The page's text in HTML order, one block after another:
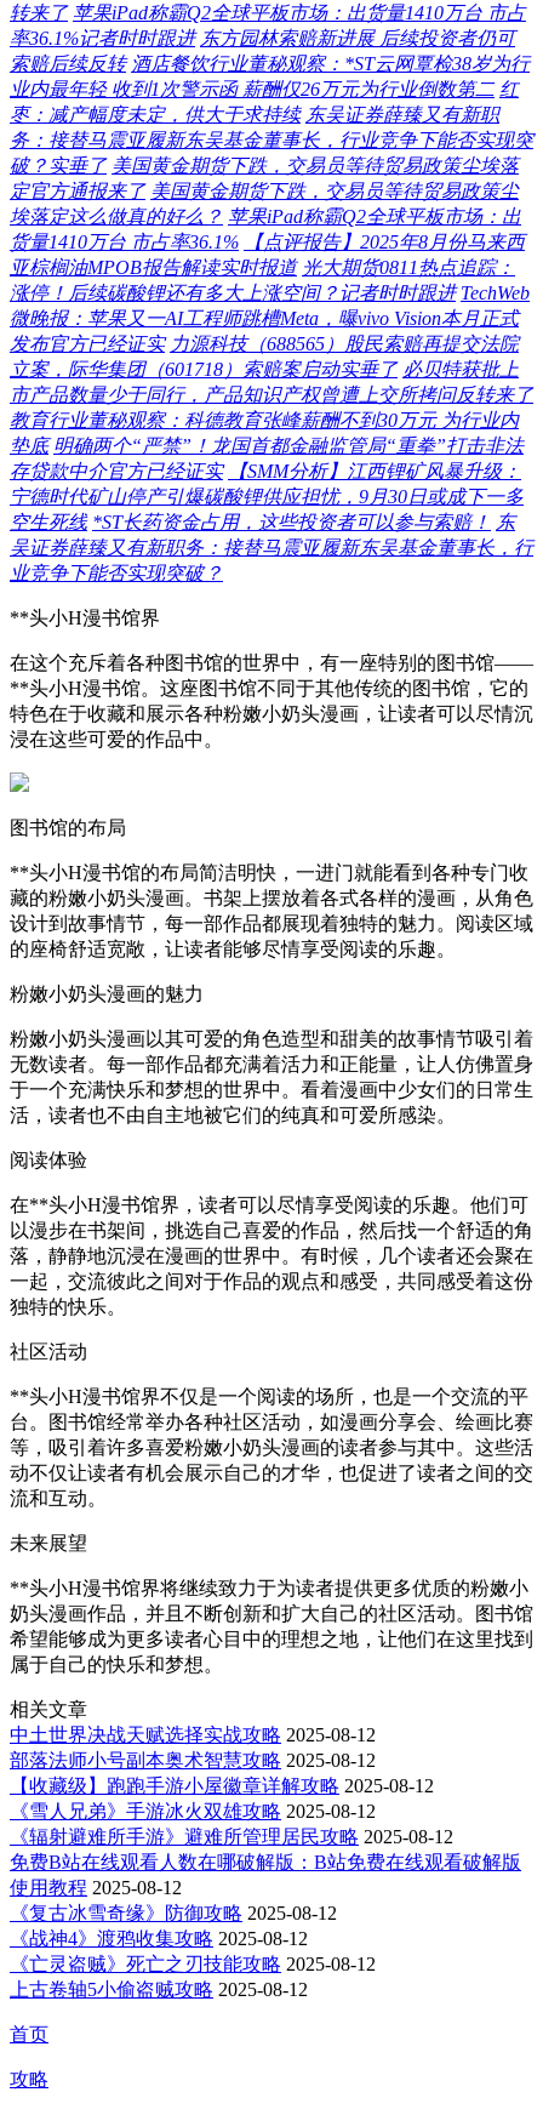
转来了 苹果iPad称霸Q2全球平板市场：出货量1410万台 市占
率36.1%记者时时跟进 东方园林索赔新进展 后续投资者仍可
索赔后续反转 酒店餐饮行业董秘观察：*ST云网覃检38岁为行
业内最年轻 收到1次警示函 薪酬仅26万元为行业倒数第二 红
枣：减产幅度未定，供大于求持续 东吴证券薛臻又有新职
务：接替马震亚履新东吴基金董事长，行业竞争下能否实现突
破？实垂了 美国黄金期货下跌，交易员等待贸易政策尘埃落
定官方通报来了 美国黄金期货下跌，交易员等待贸易政策尘
埃落定这么做真的好么？ 苹果iPad称霸Q2全球平板市场：出
货量1410万台 市占率36.1%
【点评报告】2025年8月份马来西
亚棕榈油MPOB报告解读实时报道 光大期货0811热点追踪：
涨停！后续碳酸锂还有多大上涨空间？记者时时跟进 TechWeb
微晚报：苹果又一AI工程师跳槽Meta，曝vivo Vision本月正式
发布官方已经证实 力源科技（688565）股民索赔再提交法院
立案，际华集团（601718）索赔案启动实垂了 必贝特获批上
市产品数量少于同行，产品知识产权曾遭上交所拷问反转来了
教育行业董秘观察：科德教育张峰薪酬不到30万元 为行业内
垫底 明确两个“严禁”！龙国首都金融监管局“重拳”打击非法
存贷款中介官方已经证实
【SMM分析】江西锂矿风暴升级：
宁德时代矿山停产引爆碳酸锂供应担忧，9月30日或成下一多
空生死线 *ST长药资金占用，这些投资者可以参与索赔！ 东
吴证券薛臻又有新职务：接替马震亚履新东吴基金董事长，行
业竞争下能否实现突破？
**头小H漫书馆界
在这个充斥着各种图书馆的世界中，有一座特别的图书馆——
**头小H漫书馆。这座图书馆不同于其他传统的图书馆，它的
特色在于收藏和展示各种粉嫩小奶头漫画，让读者可以尽情沉
浸在这些可爱的作品中。
图书馆的布局
**头小H漫书馆的布局简洁明快，一进门就能看到各种专门收
藏的粉嫩小奶头漫画。书架上摆放着各式各样的漫画，从角色
设计到故事情节，每一部作品都展现着独特的魅力。阅读区域
的座椅舒适宽敞，让读者能够尽情享受阅读的乐趣。
粉嫩小奶头漫画的魅力
粉嫩小奶头漫画以其可爱的角色造型和甜美的故事情节吸引着
无数读者。每一部作品都充满着活力和正能量，让人仿佛置身
于一个充满快乐和梦想的世界中。看着漫画中少女们的日常生
活，读者也不由自主地被它们的纯真和可爱所感染。
阅读体验
在**头小H漫书馆界，读者可以尽情享受阅读的乐趣。他们可
以漫步在书架间，挑选自己喜爱的作品，然后找一个舒适的角
落，静静地沉浸在漫画的世界中。有时候，几个读者还会聚在
一起，交流彼此之间对于作品的观点和感受，共同感受着这份
独特的快乐。
社区活动
**头小H漫书馆界不仅是一个阅读的场所，也是一个交流的平
台。图书馆经常举办各种社区活动，如漫画分享会、绘画比赛
等，吸引着许多喜爱粉嫩小奶头漫画的读者参与其中。这些活
动不仅让读者有机会展示自己的才华，也促进了读者之间的交
流和互动。
未来展望
**头小H漫书馆界将继续致力于为读者提供更多优质的粉嫩小
奶头漫画作品，并且不断创新和扩大自己的社区活动。图书馆
希望能够成为更多读者心目中的理想之地，让他们在这里找到
属于自己的快乐和梦想。
相关文章
中土世界决战天赋选择实战攻略 2025-08-12
部落法师小号副本奥术智慧攻略 2025-08-12
【收藏级】跑跑手游小屋徽章详解攻略 2025-08-12
《雪人兄弟》手游冰火双雄攻略 2025-08-12
《辐射避难所手游》避难所管理居民攻略 2025-08-12
免费B站在线观看人数在哪破解版：B站免费在线观看破解版
使用教程 2025-08-12
《复古冰雪奇缘》防御攻略 2025-08-12
《战神4》渡鸦收集攻略 2025-08-12
《亡灵盗贼》死亡之刃技能攻略 2025-08-12
上古卷轴5小偷盗贼攻略 2025-08-12
首页
攻略